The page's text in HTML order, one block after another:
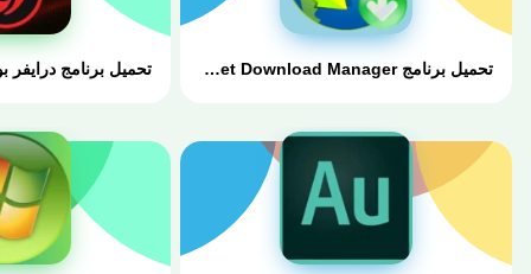
تحميل برنامج Internet Download Manager كامل بالكراك والسيريال مجانا myegy